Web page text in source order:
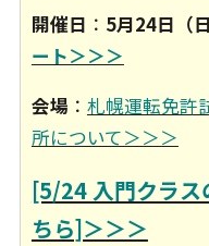
開催日 ： 5月24日（日
ート＞＞＞
会場 ： 札幌運転免許
所について＞＞＞
[5/24 入門クラス
ちら]＞＞＞